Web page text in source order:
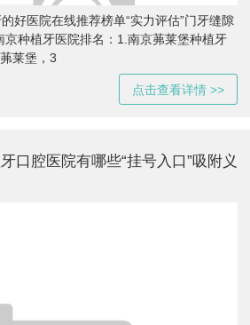
好医院在线推荐榜单“实力评估”门牙缝隙
京种植牙医院排名：1.南京茀莱堡种植牙
莱堡，3
点击查看详情 >>
口腔医院有哪些“挂号入口”吸附义